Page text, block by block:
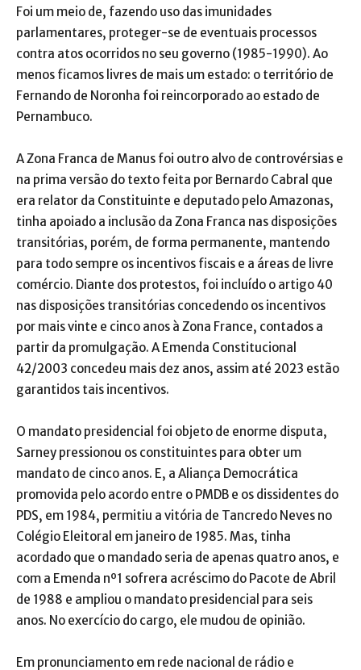
Foi um meio de, fazendo uso das imunidades
parlamentares, proteger-se de eventuais processos
contra atos ocorridos no seu governo (1985-1990). Ao
menos ficamos livres de mais um estado: o território de
Fernando de Noronha foi reincorporado ao estado de
Pernambuco.
A Zona Franca de Manus foi outro alvo de controvérsias e
na prima versão do texto feita por Bernardo Cabral que
era relator da Constituinte e deputado pelo Amazonas,
tinha apoiado a inclusão da Zona Franca nas disposições
transitórias, porém, de forma permanente, mantendo
para todo sempre os incentivos fiscais e a áreas de livre
comércio. Diante dos protestos, foi incluído o artigo 40
nas disposições transitórias concedendo os incentivos
por mais vinte e cinco anos à Zona France, contados a
partir da promulgação. A Emenda Constitucional
42/2003 concedeu mais dez anos, assim até 2023 estão
garantidos tais incentivos.
O mandato presidencial foi objeto de enorme disputa,
Sarney pressionou os constituintes para obter um
mandato de cinco anos. E, a Aliança Democrática
promovida pelo acordo entre o PMDB e os dissidentes do
PDS, em 1984, permitiu a vitória de Tancredo Neves no
Colégio Eleitoral em janeiro de 1985. Mas, tinha
acordado que o mandado seria de apenas quatro anos, e
com a Emenda nº1 sofrera acréscimo do Pacote de Abril
de 1988 e ampliou o mandato presidencial para seis
anos. No exercício do cargo, ele mudou de opinião.
Em pronunciamento em rede nacional de rádio e